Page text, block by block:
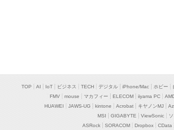
TOP AI IoT ビジネス TECH デジタル iPhone/Mac ホビー
FMV
mouse マカフィー ELECOM iiyama PC
HUAWEI
JAWS-UG kintone Acrobat キヤノンMJ
MSI
GIGABYTE ViewSonic
ASRock
SORACOM Dropbox CData